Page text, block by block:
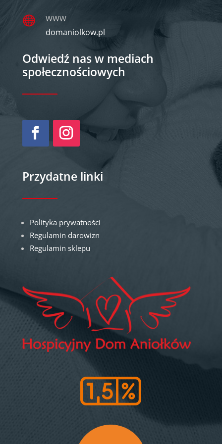
 WWW
domaniolkow.pl
Odwiedź nas w mediach
społecznościowych
Przydatne linki
Polityka prywatności
Regulamin darowizn
Regulamin sklepu